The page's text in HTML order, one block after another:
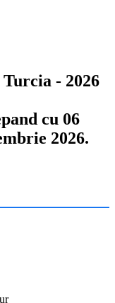
- 2026
cu 06
2026.